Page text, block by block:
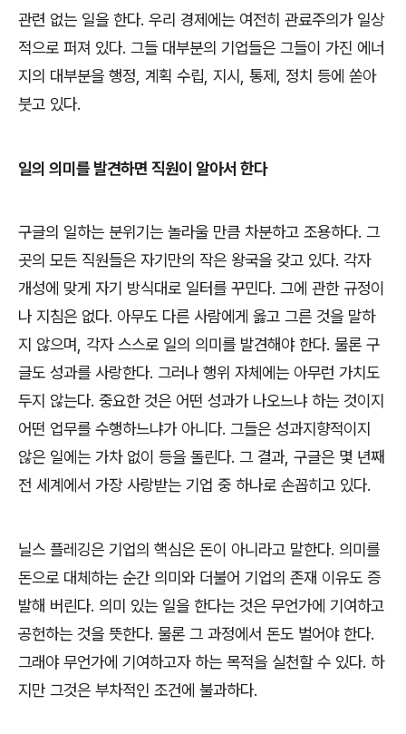
관련 없는 일을 한다. 우리 경제에는 여전히 관료주의가 일상
적으로 퍼져 있다. 그들 대부분의 기업들은 그들이 가진 에너
지의 대부분을 행정 계획 수립 지시 통제 정치 등에 쏟아
붓고 있다.
일의 의미를 발견하면 직원이 알아서 한다
구글의 일하는 분위기는 놀라울 만큼 차분하고 조용하다. 그
곳의 모든 직원들은 자기만의 작은 왕국을 갖고 있다. 각자
개성에 맞게 자기 방식대로 일터를 꾸민다. 그에 관한 규정이
나 지침은 없다. 아무도 다른 사람에게 옳고 그른 것을 말하
지 않으며, 각자 스스로 일의 의미를 발견해야 한다. 물론 구
글도 성과를 사랑한다. 그러나 행위 자체에는 아무런 가치도
두지 않는다. 중요한 것은 어떤 성과가 나오느냐 하는 것이지
어떤 업무를 수행하느냐가 아니다. 그들은 성과지향적이지
않은 일에는 가차 없이 등을 돌린다. 그 결과, 구글은 몇 년째
전 세계에서 가장 사랑받는 기업 중 하나로 손꼽히고 있다.
닐스 플레깅은 기업의 핵심은 돈이 아니라고 말한다. 의미를
돈으로 대체하는 순간 의미와 더불어 기업의 존재 이유도 증
발해 버린다. 의미 있는 일을 한다는 것은 무언가에 기여하고
공헌하는 것을 뜻한다. 물론 그 과정에서 돈도 벌어야 한다.
그래야 무언가에 기여하고자 하는 목적을 실천할 수 있다. 하
지만 그것은 부차적인 조건에 불과하다.